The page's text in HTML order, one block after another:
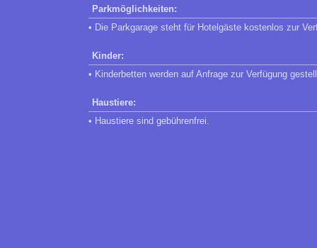
Parkmöglichkeiten:
• Die Parkgarage steht für Hotelgäste kostenlos zur
Kinder:
• Kinderbetten werden auf Anfrage zur Verfügung
Haustiere:
• Haustiere sind gebührenfrei.